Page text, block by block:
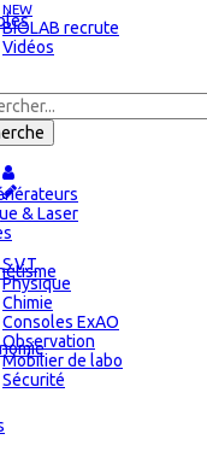
NEW
BIOLAB recrute
Vidéos
S.V.T
Physique
Chimie
Consoles ExAO
Observation
Mobilier de labo
Sécurité
& Laser